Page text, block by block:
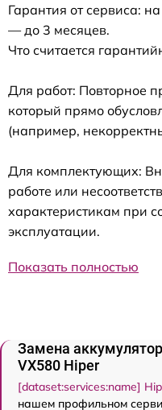
Гарантия от сервиса:
— до 3 месяцев.
Что считается
Для работ: Повторное
который прямо
(например,
Для комплектующих:
работе или
характеристикам при
эксплуатации.
Показать полностью
Замена
VX580 Hiper
[dataset:services:name]
нашем профильном